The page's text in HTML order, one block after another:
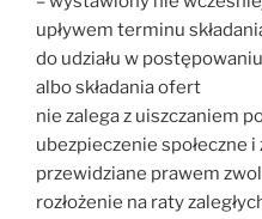
upływem terminu
do udziału w
albo składania ofert
nie zalega z uiszczaniem
ubezpieczenie społeczne
przewidziane prawem
rozłożenie na raty